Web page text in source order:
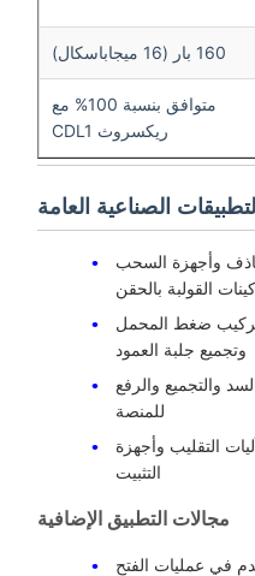
متوافق بنسبة 100% مع
ريكسروث CDL1
الصناعية العامة
السحب
بالحقن
ضغط المحمل
جلبة العمود
والرفع
للمنصة
وأجهزة
التثبيت
التطبيق الإضافية
عمليات الفتح